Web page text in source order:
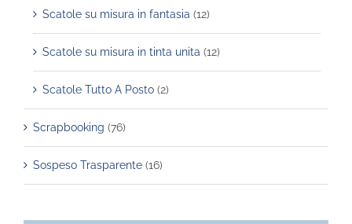
Scatole su misura in fantasia (12)
Scatole su misura in tinta unita (12)
Scatole Tutto A Posto (2)
Scrapbooking (76)
Sospeso Trasparente (16)